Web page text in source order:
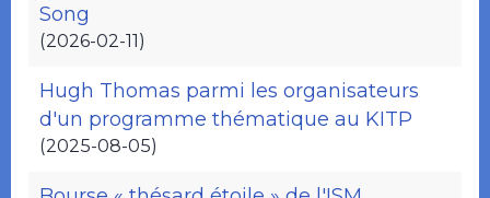
Song
(2026-02-11)
Hugh Thomas parmi les organisateurs
d'un programme thématique au KITP
(2025-08-05)